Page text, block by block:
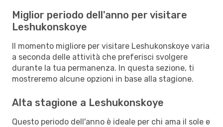
Miglior periodo dell'anno per visitare
Leshukonskoye
Il momento migliore per visitare Leshukonskoye varia
a seconda delle attività che preferisci svolgere
durante la tua permanenza. In questa sezione, ti
mostreremo alcune opzioni in base alla stagione.
Alta stagione a Leshukonskoye
Questo periodo dell'anno è ideale per chi ama il sole e